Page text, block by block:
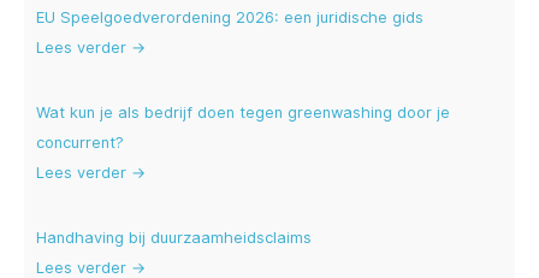
EU Speelgoedverordening 2026: een juridische gids
Lees verder →
Wat kun je als bedrijf doen tegen greenwashing door je
concurrent?
Lees verder →
Handhaving bij duurzaamheidsclaims
Lees verder →